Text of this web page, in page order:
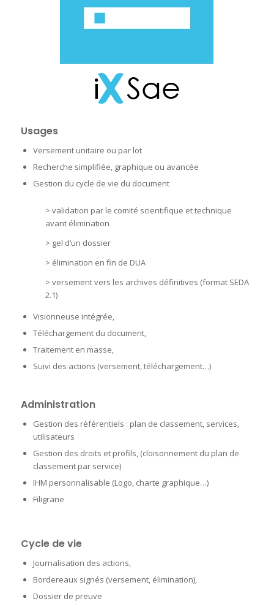
Usages
Versement unitaire ou par lot
Recherche simplifiée, graphique ou avancée
Gestion du cycle de vie du document
> validation par le comité scientifique et technique
avant élimination
> gel d’un dossier
> élimination en fin de DUA
> versement vers les archives définitives (format SEDA
2.1)
Visionneuse intégrée,
Téléchargement du document,
Traitement en masse,
Suivi des actions (versement, téléchargement…)
Administration
Gestion des référentiels : plan de classement, services,
utilisateurs
Gestion des droits et profils, (cloisonnement du plan de
classement par service)
IHM personnalisable (Logo, charte graphique…)
Filigrane
Cycle de vie
Journalisation des actions,
Bordereaux signés (versement, élimination),
Dossier de preuve